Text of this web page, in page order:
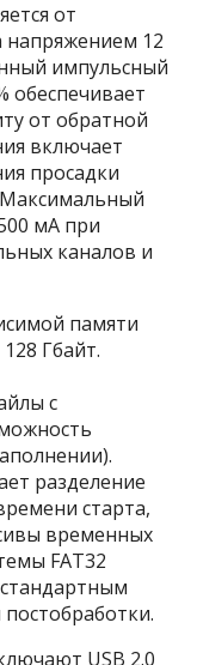
от
напряжением 12
импульсный
обеспечивает
от обратной
включает
просадки
Максимальный
мА при
каналов и
памяти
Гбайт.
с
разделение
старта,
временных
FAT32
USB 2.0